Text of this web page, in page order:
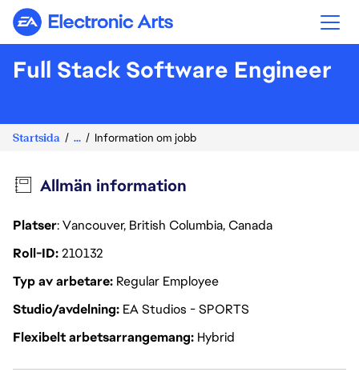
Electronic Arts
Full Stack Software Engineer
Startsida ... Information om jobb
Allmän information
Platser: Vancouver, British Columbia, Canada
Roll-ID210132
Typ av arbetare Regular Employee
Studio/avdelning EA Studios - SPORTS
Flexibelt arbetsarrangemang Hybrid